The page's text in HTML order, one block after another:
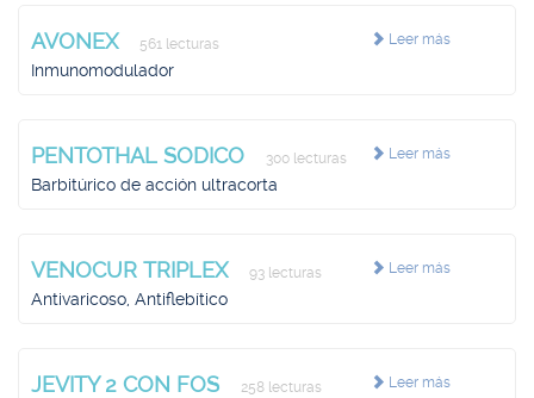
Leer más
AVONEX 561 lecturas
Inmunomodulador
Leer más
PENTOTHAL SODICO 300 lecturas
Barbitúrico de acción ultracorta
Leer más
VENOCUR TRIPLEX 93 lecturas
Antivaricoso, Antiflebítico
Leer más
JEVITY 2 CON FOS 258 lecturas